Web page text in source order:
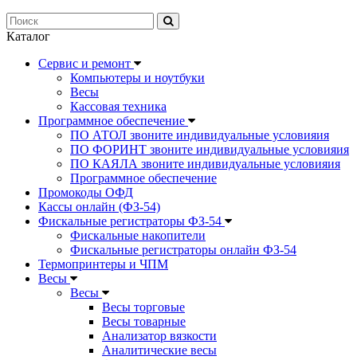
Каталог
Сервис и ремонт
Компьютеры и ноутбуки
Весы
Кассовая техника
Программное обеспечение
ПО АТОЛ звоните индивидуальные условияия
ПО ФОРИНТ звоните индивидуальные условияия
ПО КАЯЛА звоните индивидуальные условияия
Программное обеспечение
Промокоды ОФД
Кассы онлайн (ФЗ-54)
Фискальные регистраторы ФЗ-54
Фискальные накопители
Фискальные регистраторы онлайн ФЗ-54
Термопринтеры и ЧПМ
Весы
Весы
Весы торговые
Весы товарные
Анализатор вязкости
Аналитические весы